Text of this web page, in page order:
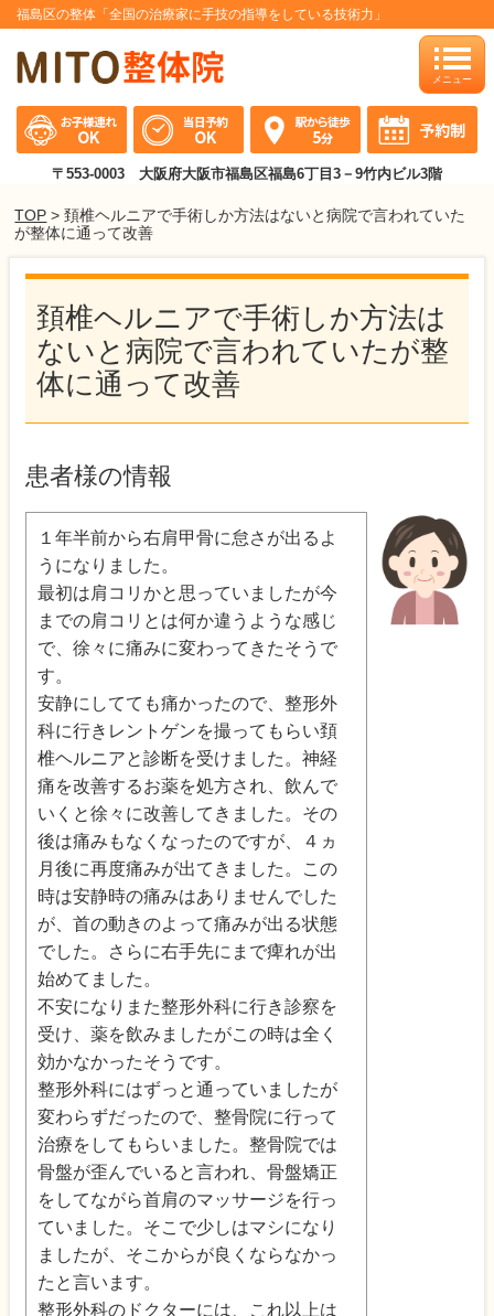
福島区の整体「全国の治療家に手技の指導をしている技術力」
〒553-0003 大阪府大阪市福島区福島6丁目3－9竹内ビル3階
toggle
TOP > 頚椎ヘルニアで手術しか方法はないと病院で言われていた
が整体に通って改善
頚椎ヘルニアで手術しか方法は
ないと病院で言われていたが整
体に通って改善
患者様の情報
１年半前から右肩甲骨に怠さが出るよ
うになりました。
最初は肩コリかと思っていましたが今
までの肩コリとは何か違うような感じ
で、徐々に痛みに変わってきたそうで
す。
安静にしてても痛かったので、整形外
科に行きレントゲンを撮ってもらい頚
椎ヘルニアと診断を受けました。神経
痛を改善するお薬を処方され、飲んで
いくと徐々に改善してきました。その
後は痛みもなくなったのですが、４ヵ
月後に再度痛みが出てきました。この
時は安静時の痛みはありませんでした
が、首の動きのよって痛みが出る状態
でした。さらに右手先にまで痺れが出
始めてました。
不安になりまた整形外科に行き診察を
受け、薬を飲みましたがこの時は全く
効かなかったそうです。
整形外科にはずっと通っていましたが
変わらずだったので、整骨院に行って
治療をしてもらいました。整骨院では
骨盤が歪んでいると言われ、骨盤矯正
をしてながら首肩のマッサージを行っ
ていました。そこで少しはマシになり
ましたが、そこからが良くならなかっ
たと言います。
整形外科のドクターには、これ以上は